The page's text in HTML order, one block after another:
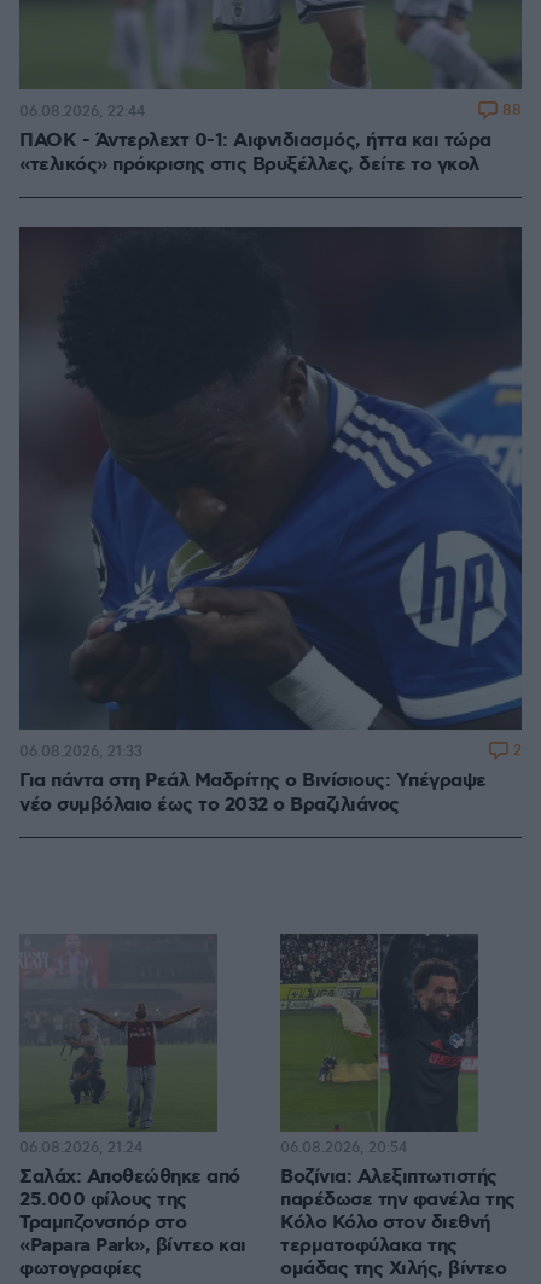
ΠΑΟΚ - Άντερλεχτ 0-1: Αιφνιδιασμός, ήττα και τώρα
«τελικός» πρόκρισης στις Βρυξέλλες, δείτε το γκολ
06.08.2026, 22:44 88
Για πάντα στη Ρεάλ Μαδρίτης ο Βινίσιους: Yπέγραψε
νέο συμβόλαιο έως το 2032 ο Βραζιλιάνος
06.08.2026, 21:33 2
Σαλάχ: Αποθεώθηκε από
25.000 φίλους της
Τραμπζονσπόρ στο
«Papara Park», βίντεο και
φωτογραφίες
06.08.2026, 21:24
Βοζίνια: Αλεξιπτωτιστής
παρέδωσε την φανέλα της
Κόλο Κόλο στον διεθνή
τερματοφύλακα της
ομάδας της Χιλής, βίντεο
06.08.2026, 20:54